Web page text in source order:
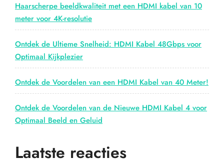
Haarscherpe beeldkwaliteit met een HDMI kabel van 10
meter voor 4K-resolutie
Ontdek de Ultieme Snelheid: HDMI Kabel 48Gbps voor
Optimaal Kijkplezier
Ontdek de Voordelen van een HDMI Kabel van 40 Meter!
Ontdek de Voordelen van de Nieuwe HDMI Kabel 4 voor
Optimaal Beeld en Geluid
Laatste reacties